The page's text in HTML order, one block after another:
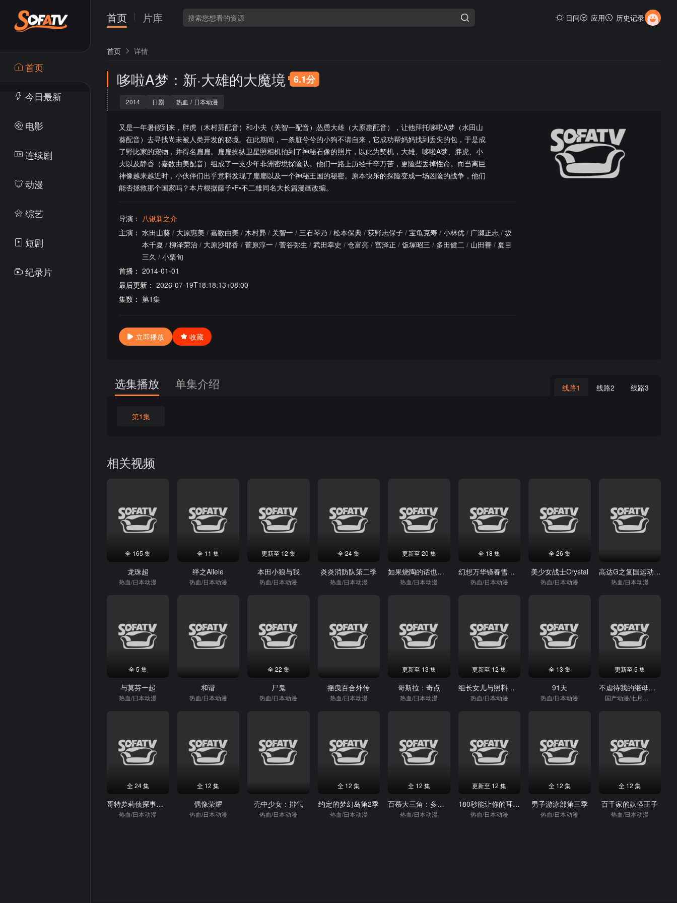
首页
今日最新
电影
连续剧
动漫
综艺
短剧
纪录片
首页 片库 日间 应用 历史记录
首页 详情
哆啦A梦：新·大雄的大魔境 6.1分
2014 日剧 热血 / 日本动漫
又是一年暑假到来，胖虎（木村昴配音）和小夫（关智一配音）怂恿大雄（大原惠配音），让他拜托哆啦A梦（水田山
葵配音）去寻找尚未被人类开发的秘境。在此期间，一条脏兮兮的小狗不请自来，它成功帮妈妈找到丢失的包，于是成
了野比家的宠物，并得名扁扁。扁扁操纵卫星照相机拍到了神秘石像的照片，以此为契机，大雄、哆啦A梦、胖虎、小
夫以及静香（嘉数由美配音）组成了一支少年非洲密境探险队。他们一路上历经千辛万苦，更险些丢掉性命。而当离巨
神像越来越近时，小伙伴们出乎意料发现了扁扁以及一个神秘王国的秘密。原本快乐的探险变成一场凶险的战争，他们
能否拯救那个国家吗？本片根据藤子•F•不二雄同名大长篇漫画改编。
导演： 八锹新之介
主演： 水田山葵 / 大原惠美 / 嘉数由美 / 木村昴 / 关智一 / 三石琴乃 / 松本保典 / 荻野志保子 / 宝龟克寿 / 小林优 / 广濑正志 / 坂
本千夏 / 柳泽荣治 / 大原沙耶香 / 菅原淳一 / 菅谷弥生 / 武田幸史 / 仓富亮 / 宫泽正 / 饭塚昭三 / 多田健二 / 山田善 / 夏目
三久 / 小栗旬
首播： 2014-01-01
最后更新： 2026-07-19T18:18:13+08:00
集数： 第1集
立即播放 收藏
选集播放 单集介绍 线路1 线路2 线路3
第1集
相关视频
全 165 集
龙珠超
热血/日本动漫
全 11 集
绊之Allele
热血/日本动漫
更新至 12 集
本田小狼与我
热血/日本动漫
全 24 集
炎炎消防队第二季
热血/日本动漫
更新至 20 集
如果烧陶的话也做个马克杯吧
热血/日本动漫
全 18 集
幻想万华镜春雪异变之章
热血/日本动漫
全 26 集
美少女战士Crystal
热血/日本动漫
高达G之复国运动剧场版V跨越死线
热血/日本动漫
全 5 集
与莫芬一起
热血/日本动漫
和谐
热血/日本动漫
全 22 集
尸鬼
热血/日本动漫
摇曳百合外传
热血/日本动漫
更新至 13 集
哥斯拉：奇点
热血/日本动漫
更新至 12 集
组长女儿与照料专员
热血/日本动漫
全 13 集
91天
热血/日本动漫
更新至 5 集
不虐待我的继母与继姐
全 24 集
哥特萝莉侦探事件簿
热血/日本动漫
全 12 集
偶像荣耀
热血/日本动漫
壳中少女：排气
热血/日本动漫
全 12 集
约定的梦幻岛第2季
热血/日本动漫
全 12 集
百慕大三角：多彩田园曲
热血/日本动漫
更新至 12 集
180秒能让你的耳朵幸福吗？
热血/日本动漫
全 12 集
男子游泳部第三季
热血/日本动漫
全 12 集
百千家的妖怪王子
热血/日本动漫